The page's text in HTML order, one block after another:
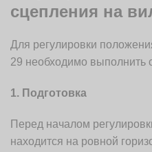
сцепления на
Для регулировки
29 необходимо выполнить
1. Подготовка
Перед началом
находится на ровной